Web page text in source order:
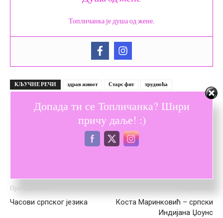
Топличанка је душа од жене.
КЉУЧНЕ РЕЧИ здрав живот Старс фит трудноћа
Претходни текст
Часови српског језика
Коста Маринковић – српски
Индијана Џоунс
Допада ти се Топличанка? Шири
причу даље! :)